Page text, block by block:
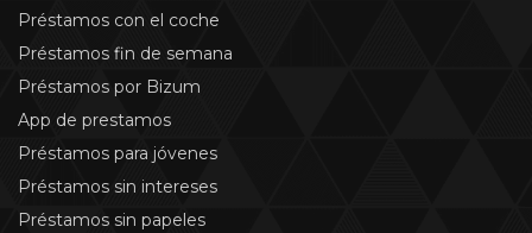
Préstamos con el coche
Préstamos fin de semana
Préstamos por Bizum
App de prestamos
Préstamos para jóvenes
Préstamos sin intereses
Préstamos sin papeles